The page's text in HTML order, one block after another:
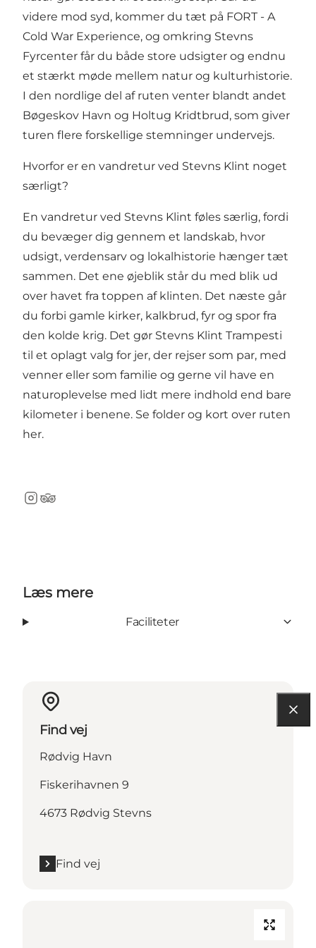
videre mod syd, kommer du tæt på FORT - A
Cold War Experience, og omkring Stevns
Fyrcenter får du både store udsigter og endnu
et stærkt møde mellem natur og kulturhistorie.
I den nordlige del af ruten venter blandt andet
Bøgeskov Havn og Holtug Kridtbrud, som giver
turen flere forskellige stemninger undervejs.
Hvorfor er en vandretur ved Stevns Klint noget
særligt?
En vandretur ved Stevns Klint føles særlig, fordi
du bevæger dig gennem et landskab, hvor
udsigt, verdensarv og lokalhistorie hænger tæt
sammen. Det ene øjeblik står du med blik ud
over havet fra toppen af klinten. Det næste går
du forbi gamle kirker, kalkbrud, fyr og spor fra
den kolde krig. Det gør Stevns Klint Trampesti
til et oplagt valg for jer, der rejser som par, med
venner eller som familie og gerne vil have en
naturoplevelse med lidt mere indhold end bare
kilometer i benene. Se folder og kort over ruten
her.
Instagram
TripAdvisor
Læs mere
Faciliteter
Find vej
Rødvig Havn
Fiskerihavnen 9
4673 Rødvig Stevns
Find vej